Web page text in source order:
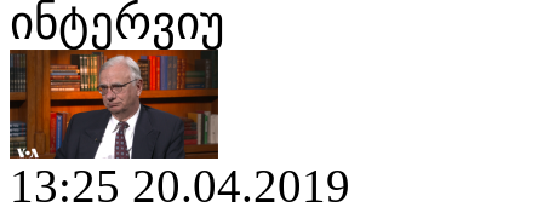
ინტერვიუ
13:25 20.04.2019